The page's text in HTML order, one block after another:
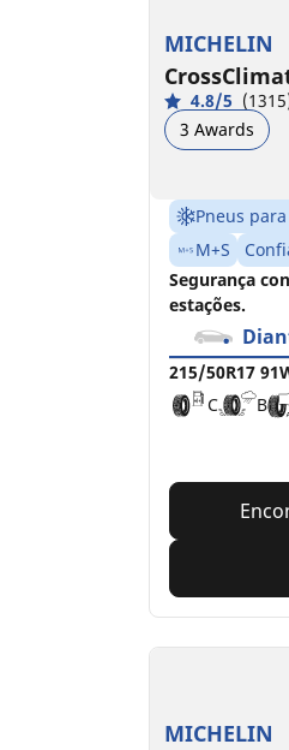
MICHELIN
4.8/5
3 Awards
Pneus
M+S
Segurança
estações.
215/50R17
C
B
MICHELIN